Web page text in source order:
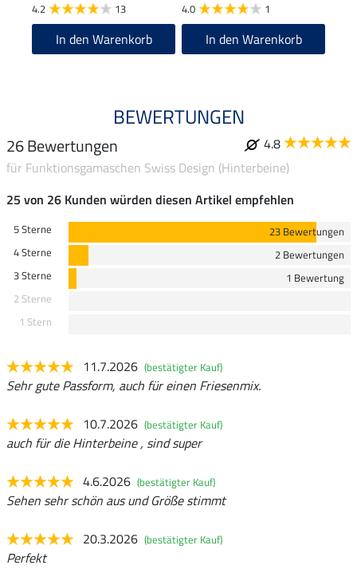
4.2 13
In den Warenkorb
4.0 1
In den Warenkorb
BEWERTUNGEN
26 Bewertungen
4.8
für Funktionsgamaschen Swiss Design (Hinterbeine)
25 von 26 Kunden würden diesen Artikel empfehlen
5 Sterne
23 Bewertungen
4 Sterne
2 Bewertungen
3 Sterne
1 Bewertung
2 Sterne
1 Stern
11.7.2026 (bestätigter Kauf)
Sehr gute Passform, auch für einen Friesenmix.
10.7.2026 (bestätigter Kauf)
auch für die Hinterbeine , sind super
4.6.2026 (bestätigter Kauf)
Sehen sehr schön aus und Größe stimmt
20.3.2026 (bestätigter Kauf)
Perfekt